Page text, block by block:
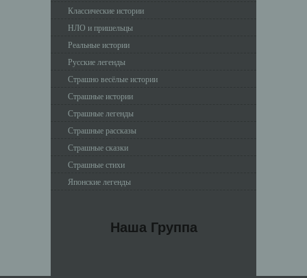
Классические истории
НЛО и пришельцы
Реальные истории
Русские легенды
Страшно весёлые истории
Страшные истории
Страшные легенды
Страшные рассказы
Страшные сказки
Страшные стихи
Японские легенды
Наша Группа